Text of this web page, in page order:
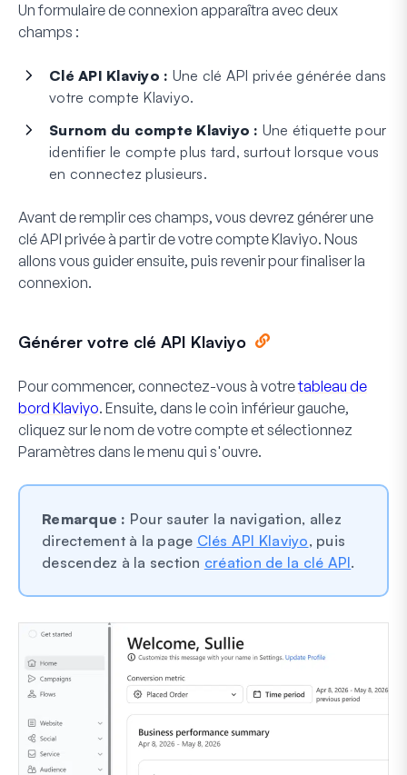
Un formulaire de connexion apparaîtra avec deux
champs :
Clé API Klaviyo : Une clé API privée générée dans
votre compte Klaviyo.
Surnom du compte Klaviyo : Une étiquette pour
identifier le compte plus tard, surtout lorsque vous
en connectez plusieurs.
Avant de remplir ces champs, vous devrez générer une
clé API privée à partir de votre compte Klaviyo. Nous
allons vous guider ensuite, puis revenir pour finaliser la
connexion.
Générer votre clé API Klaviyo
Pour commencer, connectez-vous à votretableau de
bord Klaviyo. Ensuite, dans le coin inférieur gauche,
cliquez sur le nom de votre compte et sélectionnez
Paramètres dans le menu qui s'ouvre.
Remarque : Pour sauter la navigation, allez
directement à la page Clés API Klaviyo, puis
descendez à la section création de la clé API.